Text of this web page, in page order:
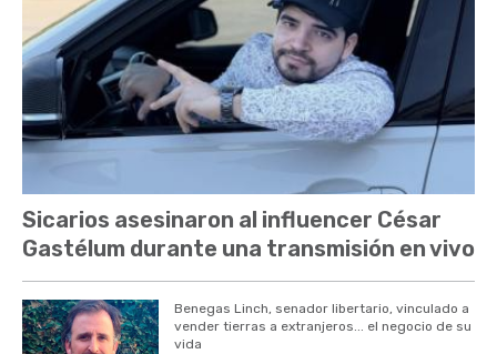
Sicarios asesinaron al influencer César
Gastélum durante una transmisión en vivo
Benegas Linch, senador libertario, vinculado a
vender tierras a extranjeros... el negocio de su
vida